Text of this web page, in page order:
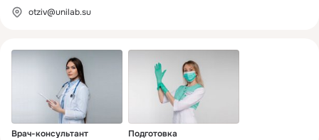
Врач-консультант Подготовка
otziv@unilab.su